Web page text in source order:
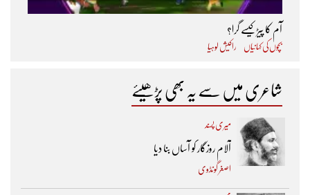
آم کا پیڑ کیسے گرا؟
بچوں کی کہانیاں راکیش لوہیا
شاعری میں سے یہ بھی پڑھیئے
میری پسند
آلام روزگار کو آساں بنا دیا
اصغر گونڈوی